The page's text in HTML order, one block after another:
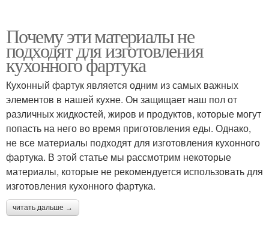
Почему эти материалы не
подходят для изготовления
кухонного фартука
Кухонный фартук является одним из самых важных
элементов в нашей кухне. Он защищает наш пол от
различных жидкостей, жиров и продуктов, которые могут
попасть на него во время приготовления еды. Однако,
не все материалы подходят для изготовления кухонного
фартука. В этой статье мы рассмотрим некоторые
материалы, которые не рекомендуется использовать для
изготовления кухонного фартука.
читать дальше →